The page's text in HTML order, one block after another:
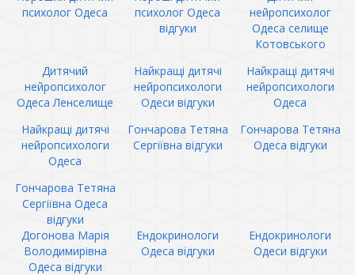
психолог Одеса
психолог Одеса
відгуки
нейропсихолог
Одеса селище
Котовського
Дитячий
нейропсихолог
Одеса Ленселище
Найкращі дитячі
нейропсихологи
Одеси відгуки
Найкращі дитячі
нейропсихологи
Одеса
Найкращі дитячі
нейропсихологи
Одеса
Гончарова Тетяна
Сергіївна відгуки
Гончарова Тетяна
Одеса відгуки
Гончарова Тетяна
Сергіївна Одеса
відгуки
Догонова Марія
Володимирівна
Одеса відгуки
Ендокринологи
Одеса відгуки
Ендокринологи
Одеси відгуки